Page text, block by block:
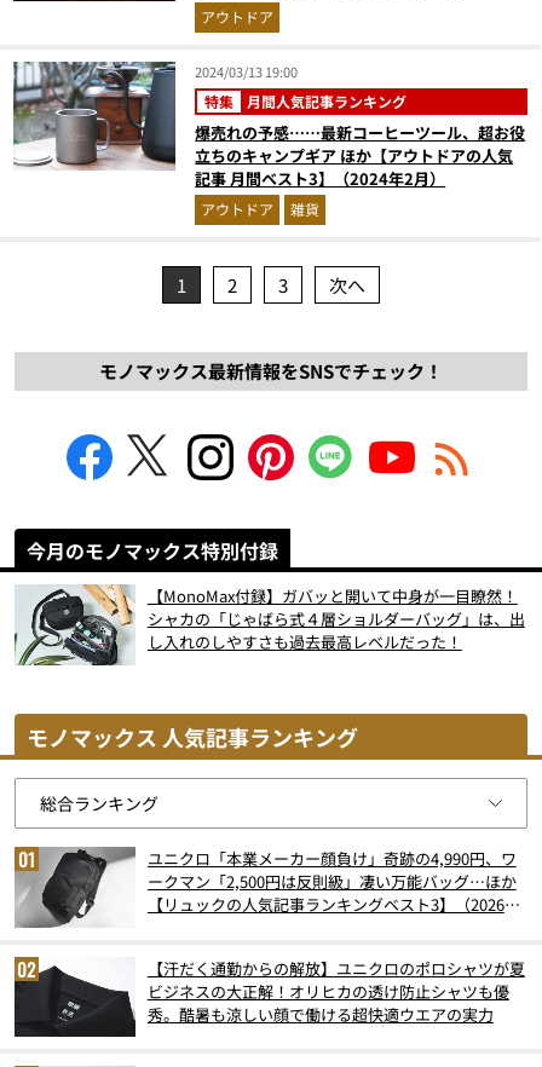
アウトドア
2024/03/13 19:00
特集 月間人気記事ランキング
爆売れの予感……最新コーヒーツール、超お役
立ちのキャンプギア ほか【アウトドアの人気
記事 月間ベスト3】（2024年2月）
アウトドア 雑貨
1 2 3 次へ
モノマックス最新情報をSNSでチェック！
今月のモノマックス特別付録
【MonoMax付録】ガバッと開いて中身が一目瞭然！
シャカの「じゃばら式４層ショルダーバッグ」は、出
し入れのしやすさも過去最高レベルだった！
モノマックス 人気記事ランキング
ユニクロ「本業メーカー顔負け」奇跡の4,990円、ワ
ークマン「2,500円は反則級」凄い万能バッグ…ほか
【リュックの人気記事ランキングベスト3】（2026年
【汗だく通勤からの解放】ユニクロのポロシャツが夏
ビジネスの大正解！オリヒカの透け防止シャツも優
秀。酷暑も涼しい顔で働ける超快適ウエアの実力